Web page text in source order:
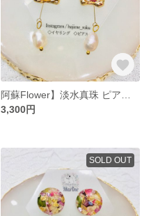
3,300円
SOLD OUT